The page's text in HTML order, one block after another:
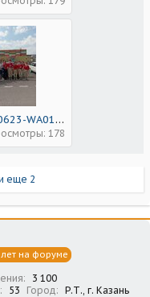
IMG-20250623-WA0117.jpg
178
еще 2
на форуме
3 100
53 Город Р.Т., г. Казань